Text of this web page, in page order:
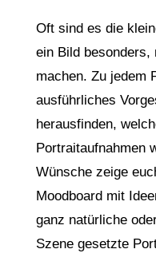
Oft sind es die
ein Bild besonders,
machen. Zu jedem
ausführliches
herausfinden,
Portraitaufnahmen
Wünsche zeige
Moodboard mit
ganz natürliche
Szene gesetzte